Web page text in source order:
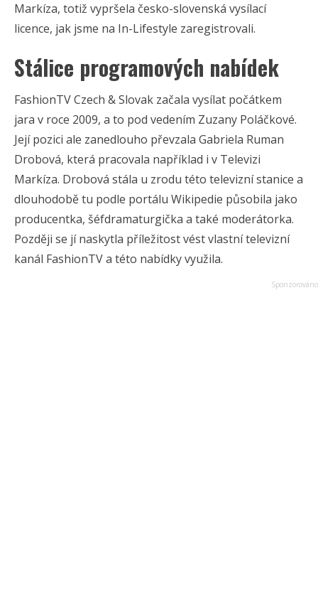
Markíza, totiž vypršela česko-slovenská vysílací
licence, jak jsme na In-Lifestyle zaregistrovali.
Stálice programových nabídek
FashionTV Czech & Slovak začala vysílat počátkem
jara v roce 2009, a to pod vedením Zuzany Poláčkové.
Její pozici ale zanedlouho převzala Gabriela Ruman
Drobová, která pracovala například i v Televizi
Markíza. Drobová stála u zrodu této televizní stanice a
dlouhodobě tu podle portálu Wikipedie působila jako
producentka, šéfdramaturgička a také moderátorka.
Později se jí naskytla příležitost vést vlastní televizní
kanál FashionTV a této nabídky využila.